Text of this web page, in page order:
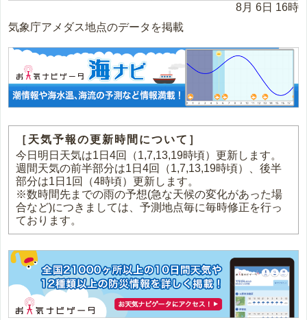
8月 6日 16時
気象庁アメダス地点のデータを掲載
［天気予報の更新時間について］
今日明日天気は1日4回（1,7,13,19時頃）更新します。
週間天気の前半部分は1日4回（1,7,13,19時頃）、後半
部分は1日1回（4時頃）更新します。
※数時間先までの雨の予想(急な天候の変化があった場
合など)につきましては、予測地点毎に毎時修正を行っ
ております。